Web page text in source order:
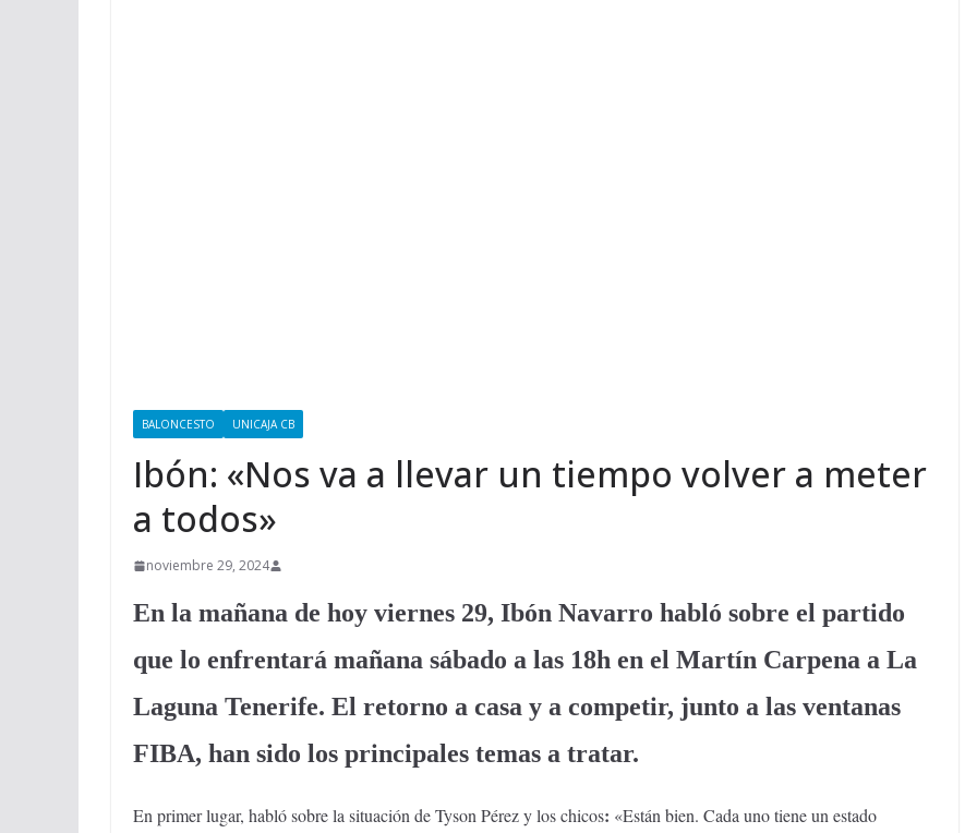
BALONCESTO UNICAJA CB
Ibón: «Nos va a llevar un tiempo volver a meter
a todos»
noviembre 29, 2024
En la mañana de hoy viernes 29, Ibón Navarro habló sobre el partido
que lo enfrentará mañana sábado a las 18h en el Martín Carpena a La
Laguna Tenerife. El retorno a casa y a competir, junto a las ventanas
FIBA, han sido los principales temas a tratar.
En primer lugar, habló sobre la situación de Tyson Pérez y los chicos: «Están bien. Cada uno tiene un estado